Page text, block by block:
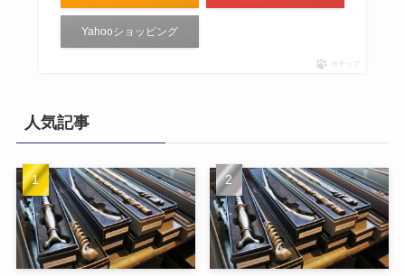
Yahooショッピング
ポチップ
人気記事